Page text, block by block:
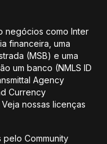
negócios como Inter
financeira, uma
(MSB) e uma
um banco (NMLS ID
Agency
Currency
nossas licenças
Community